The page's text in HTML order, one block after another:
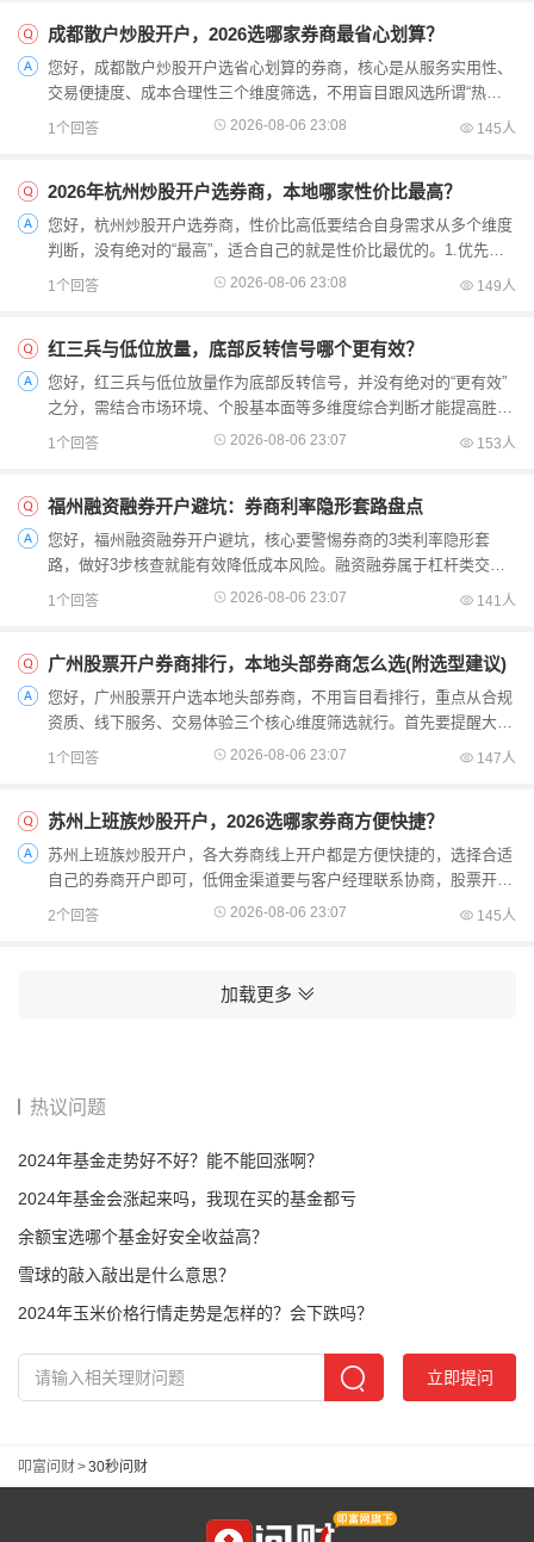
成都散户炒股开户，2026选哪家券商最省心划算？
您好，成都散户炒股开户选省心划算的券商，核心是从服务实用性、
交易便捷度、成本合理性三个维度筛选，不用盲目跟风选所谓“热门”
券商，适合自己需求的才是最省心的。1.优先选在成都...
1个回答 2026-08-06 23:08 145人
2026年杭州炒股开户选券商，本地哪家性价比最高？
您好，杭州炒股开户选券商，性价比高低要结合自身需求从多个维度
判断，没有绝对的“最高”，适合自己的就是性价比最优的。1.优先看
本地网点覆盖：杭州本地券商或大型券商在杭开了10...
1个回答 2026-08-06 23:08 149人
红三兵与低位放量，底部反转信号哪个更有效？
您好，红三兵与低位放量作为底部反转信号，并没有绝对的“更有效”
之分，需结合市场环境、个股基本面等多维度综合判断才能提高胜
率。首先要提醒咱们，所有技术面信号都只是概率性参考，...
1个回答 2026-08-06 23:07 153人
福州融资融券开户避坑：券商利率隐形套路盘点
您好，福州融资融券开户避坑，核心要警惕券商的3类利率隐形套
路，做好3步核查就能有效降低成本风险。融资融券属于杠杆类交
易，本身带有一定风险，若再踩中利率隐形套路，会进一步增加...
1个回答 2026-08-06 23:07 141人
广州股票开户券商排行，本地头部券商怎么选(附选型建议)
您好，广州股票开户选本地头部券商，不用盲目看排行，重点从合规
资质、线下服务、交易体验三个核心维度筛选就行。首先要提醒大
家，任何券商排行仅作参考，没有统一标准，开户前务必确认...
1个回答 2026-08-06 23:07 147人
苏州上班族炒股开户，2026选哪家券商方便快捷？
苏州上班族炒股开户，各大券商线上开户都是方便快捷的，选择合适
自己的券商开户即可，低佣金渠道要与客户经理联系协商，股票开户
的话要先找客户经理进行预约的，准备好身份证银行卡，全...
2个回答 2026-08-06 23:07 145人
加载更多
热议问题
2024年基金走势好不好？能不能回涨啊？
2024年基金会涨起来吗，我现在买的基金都亏
余额宝选哪个基金好安全收益高？
雪球的敲入敲出是什么意思？
2024年玉米价格行情走势是怎样的？会下跌吗？
立即提问
叩富问财>30秒问财